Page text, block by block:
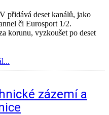
přidává deset kanálů, jako
či Eurosport 1/2.
korunu, vyzkoušet po deset
zázemí a